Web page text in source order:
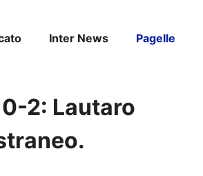
Inter News Pagelle
2: Lautaro